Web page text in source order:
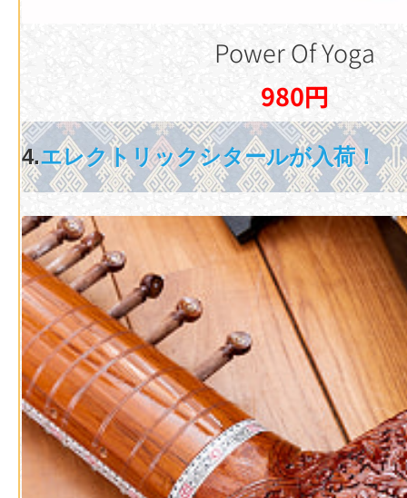
Power Of Yoga
980円
4.エレクトリックシタールが入荷！